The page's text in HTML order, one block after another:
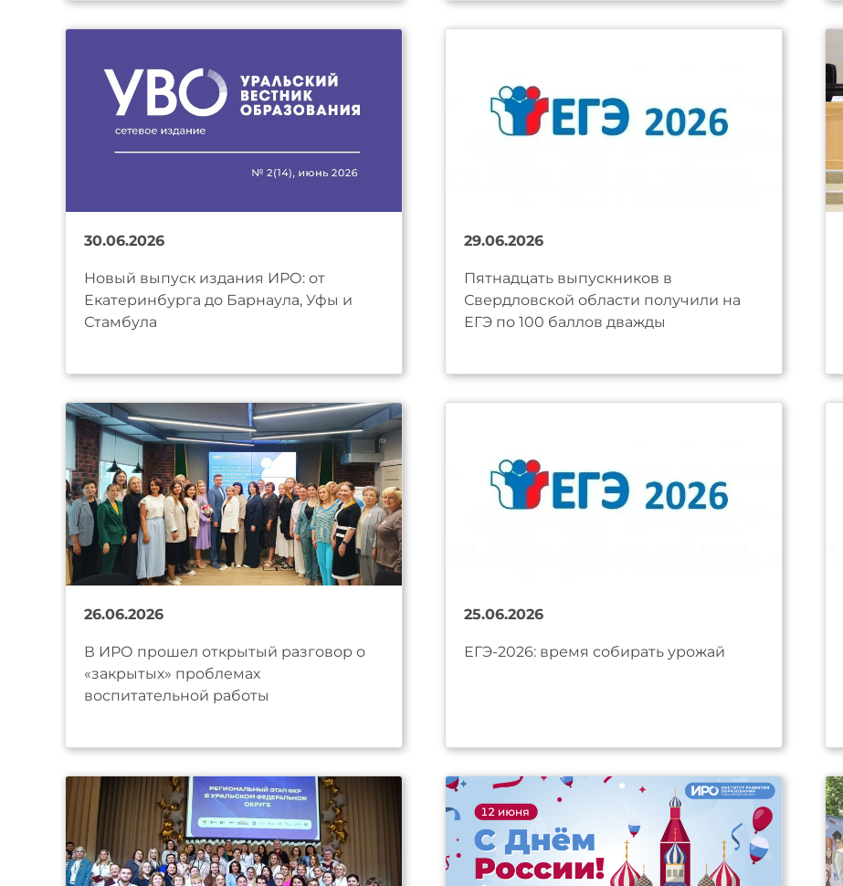
30.06.2026
Новый выпуск издания ИРО: от
Екатеринбурга до Барнаула, Уфы и
Стамбула
29.06.2026
Пятнадцать выпускников в
Свердловской области получили на
ЕГЭ по 100 баллов дважды
26.06.2026
В ИРО прошел открытый разговор о
«закрытых» проблемах
воспитательной работы
25.06.2026
ЕГЭ-2026: время собирать урожай